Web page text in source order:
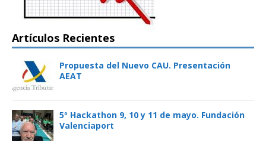
Artículos Recientes
Propuesta del Nuevo CAU. Presentación
AEAT
5º Hackathon 9, 10 y 11 de mayo. Fundación
Valenciaport